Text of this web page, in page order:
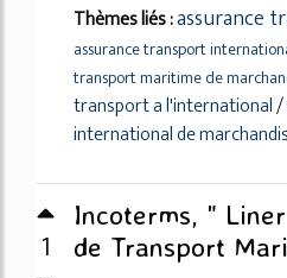
Thèmes liés :assurance
assurance transport
transport maritime de
transport a l'international/
international de
1
Incoterms, "
de Transport